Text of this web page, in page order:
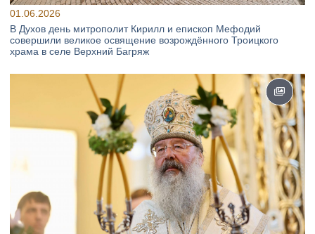
01.06.2026
В Духов день митрополит Кирилл и епископ Мефодий
совершили великое освящение возрождённого Троицкого
храма в селе Верхний Багряж